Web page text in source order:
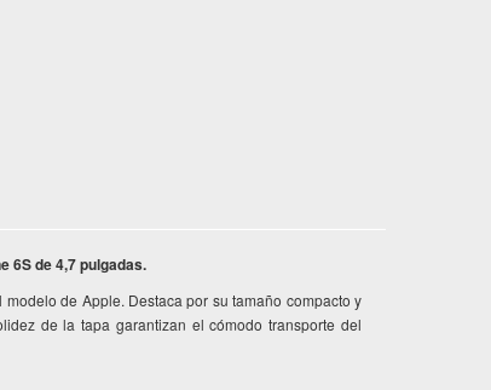
6S de 4,7 pulgadas.
de Apple. Destaca por su tamaño compacto y
de la tapa garantizan el cómodo transporte del